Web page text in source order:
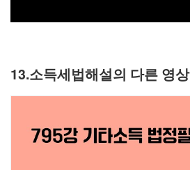
13.소득세법해설의 다른 영상